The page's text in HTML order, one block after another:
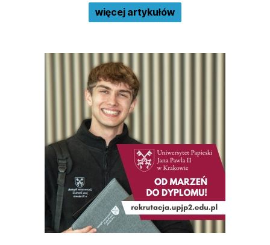
więcej artykułów